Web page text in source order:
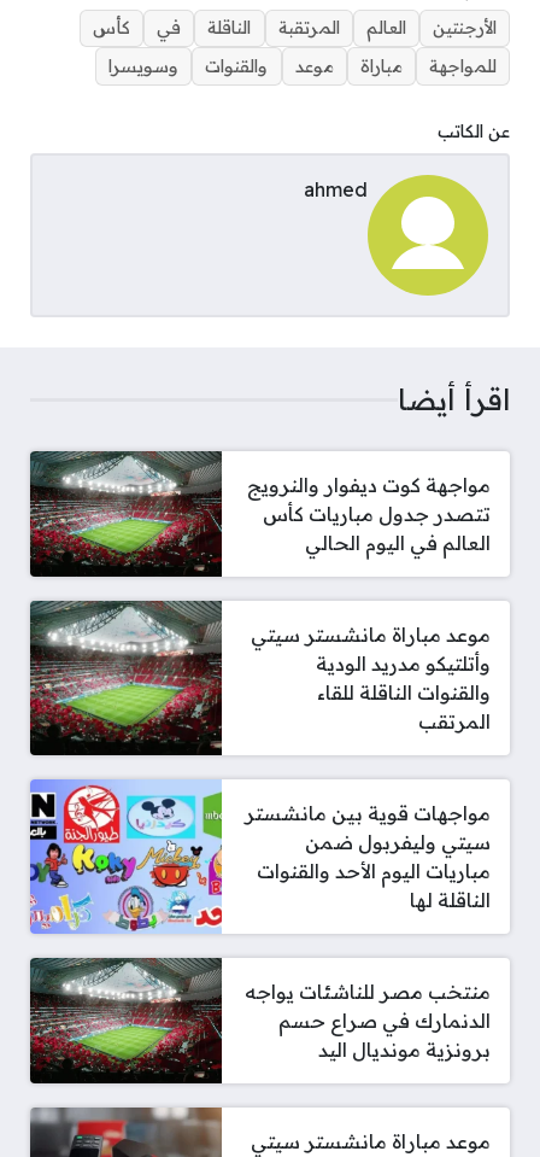
الأرجنتين
العالم المرتقبة الناقلة في
كأس
للمواجهة
مباراة موعد والقنوات وسويسرا
عن الكاتب
ahmed
اقرأ أيضا
مواجهة كوت ديفوار والنرويج
تتصدر جدول مباريات كأس
العالم في اليوم الحالي
موعد مباراة مانشستر سيتي
وأتلتيكو مدريد الودية
والقنوات الناقلة للقاء
المرتقب
مواجهات قوية بين مانشستر
سيتي وليفربول ضمن
مباريات اليوم الأحد والقنوات
الناقلة لها
منتخب مصر للناشئات يواجه
الدنمارك في صراع حسم
برونزية مونديال اليد
موعد مباراة مانشستر سيتي